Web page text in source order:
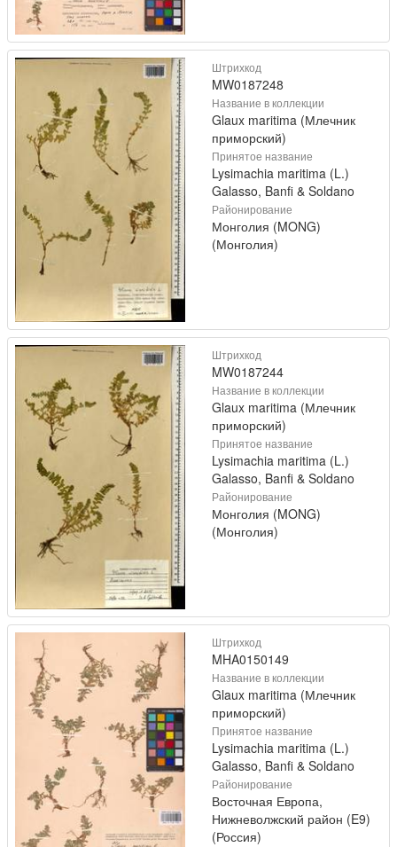
Штрихкод
MW0187248
Название в коллекции
Glaux maritima (Млечник
приморский)
Принятое название
Lysimachia maritima (L.)
Galasso, Banfi & Soldano
Районирование
Монголия (MONG)
(Монголия)
Штрихкод
MW0187244
Название в коллекции
Glaux maritima (Млечник
приморский)
Принятое название
Lysimachia maritima (L.)
Galasso, Banfi & Soldano
Районирование
Монголия (MONG)
(Монголия)
Штрихкод
MHA0150149
Название в коллекции
Glaux maritima (Млечник
приморский)
Принятое название
Lysimachia maritima (L.)
Galasso, Banfi & Soldano
Районирование
Восточная Европа,
Нижневолжский район (E9)
(Россия)